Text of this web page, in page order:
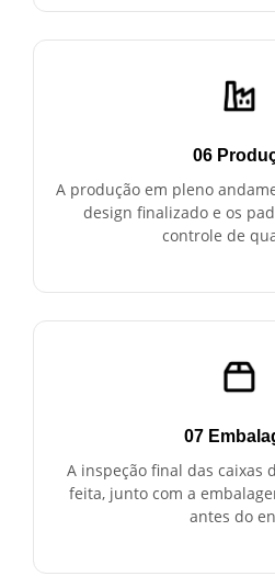
06
A produção em pleno
design finalizado e os
controle de
07
A inspeção final das caixas
feita, junto com a
antes do